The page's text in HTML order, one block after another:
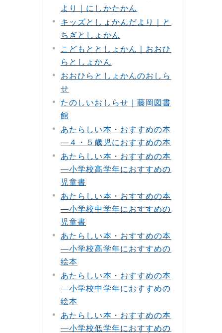
より｜にしかたかん
キッズとしょかんだより｜と
ちぎとしょかん
こどもととしょかん｜おおひ
らとしょかん
おおひらとしょかんのおしら
せ
たのしいおしらせ｜藤岡図書
館
あたらしい本・おすすめの本
―４・５歳児におすすめの本
あたらしい本・おすすめの本
―小学校高学年におすすめの
児童書
あたらしい本・おすすめの本
―小学校中学年におすすめの
児童書
あたらしい本・おすすめの本
―小学校高学年におすすめの
絵本
あたらしい本・おすすめの本
―小学校中学年におすすめの
絵本
あたらしい本・おすすめの本
―小学校低学年におすすめの